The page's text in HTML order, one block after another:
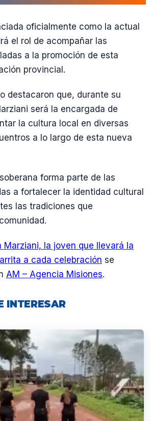
oficialmente como la actual
el rol de acompañar las
a la promoción de esta
provincial.
destacaron que, durante su
será la encargada de
la cultura local en diversas
a lo largo de esta nueva
forma parte de las
a fortalecer la identidad cultural
las tradiciones que
Marziani, la joven que llevará la
a cada celebración se
AM – Agencia Misiones.
INTERESAR